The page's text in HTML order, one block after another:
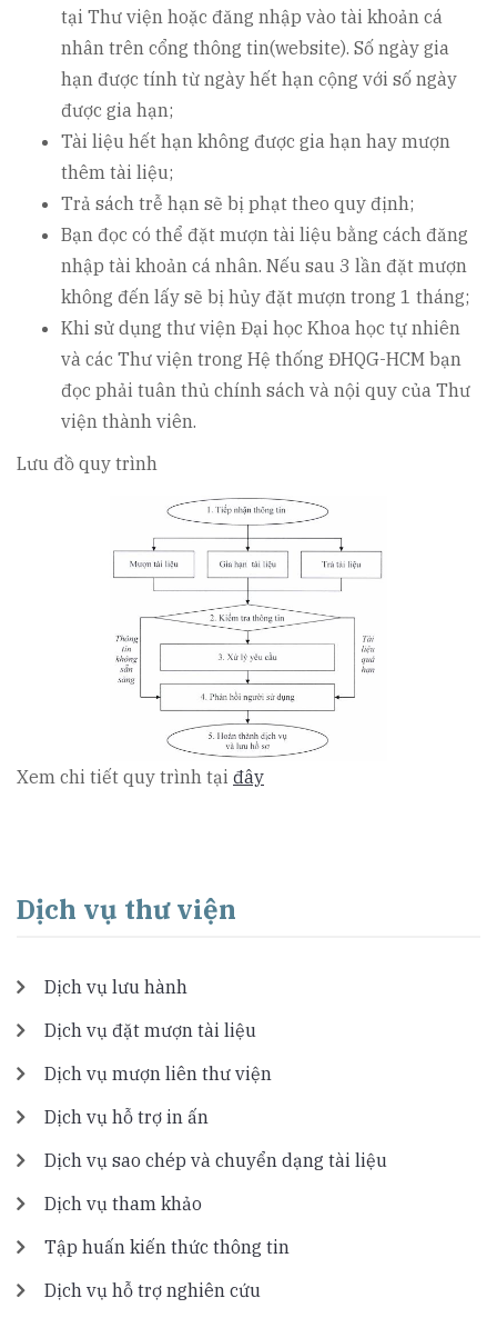
tại Thư viện hoặc đăng nhập vào tài khoản cá
nhân trên cổng thông tin(website). Số ngày gia
hạn được tính từ ngày hết hạn cộng với số ngày
được gia hạn;
Tài liệu hết hạn không được gia hạn hay mượn
thêm tài liệu;
Trả sách trễ hạn sẽ bị phạt theo quy định;
Bạn đọc có thể đặt mượn tài liệu bằng cách đăng
nhập tài khoản cá nhân. Nếu sau 3 lần đặt mượn
không đến lấy sẽ bị hủy đặt mượn trong 1 tháng;
Khi sử dụng thư viện Đại học Khoa học tự nhiên
và các Thư viện trong Hệ thống ĐHQG-HCM bạn
đọc phải tuân thủ chính sách và nội quy của Thư
viện thành viên.
Lưu đồ quy trình
Xem chi tiết quy trình tại đây
Dịch vụ thư viện
Dịch vụ lưu hành
Dịch vụ đặt mượn tài liệu
Dịch vụ mượn liên thư viện
Dịch vụ hỗ trợ in ấn
Dịch vụ sao chép và chuyển dạng tài liệu
Dịch vụ tham khảo
Tập huấn kiến thức thông tin
Dịch vụ hỗ trợ nghiên cứu